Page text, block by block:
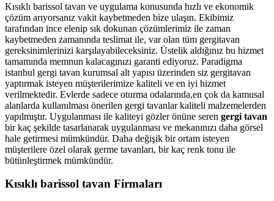
Kısıklı barissol tavan ve uygulama konusunda hızlı ve ekonomik
çözüm arıyorsanız vakit kaybetmeden bize ulaşın. Ekibimiz
tarafından ince elenip sık dokunan çözümlerimiz ile zaman
kaybetmeden zamanında teslimat ile, var olan tüm gergitavan
gereksinimlerinizi karşılayabileceksiniz. Üstelik aldığınız bu hizmet
tamamında memnun kalacagınızı garanti ediyoruz. Paradigma
istanbul gergi tavan kurumsal alt yapısı üzerinden siz gergitavan
yaptırmak isteyen müşterilerimize kaliteli ve en iyi hizmet
verilmektedir. Evlerde sadece oturma odalarında,en çok da kamusal
alanlarda kullanılması önerilen gergi tavanlar kaliteli malzemelerden
yapılmıştır. Uygulanması ile kaliteyi gözler önüne seren gergi tavan
bir kaç şekilde tasarlanarak uygulanması ve mekanınızı daha görsel
hale getirmesi mümkündür. Daha değişik bir ortam isteyen
müşterilere özel olarak germe tavanları, bir kaç renk tonu ile
bütünleştirmek mümkündür.
Kısıklı barissol tavan Firmaları